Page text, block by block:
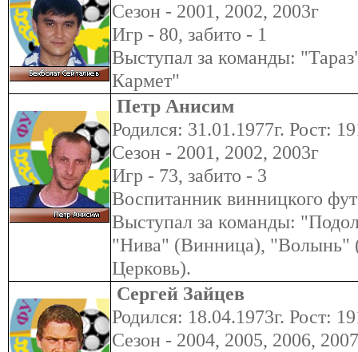
Сезон - 2001, 2002, 2003г
Игр - 80, забито - 1
Выступал за команды:
Кармет"
Петр Анисим
Родился: 31.01.1977г. Рост:
Сезон - 2001, 2002, 2003г
Игр - 73, забито - 3
Воспитанник винницкого
Выступал за команды:
"Нива" (Винница), "Волынь"
Церковь).
Сергей Зайцев
Родился: 18.04.1973г. Рост:
Сезон - 2004, 2005, 2006,